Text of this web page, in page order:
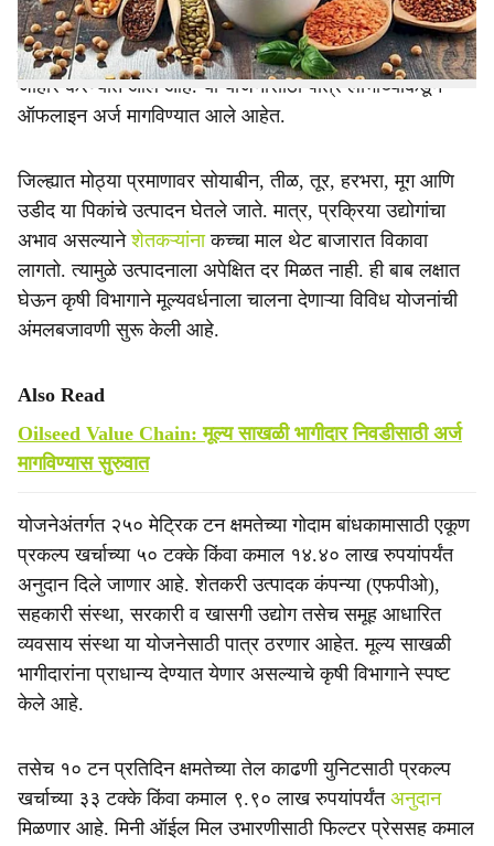
अभियान २०२६-२७’ अंतर्गत प्रक्रिया उद्योग, गोदामे, मिनी ऑईल
मिल आणि पॅकेजिंग युनिट उभारणीसाठी लाखो रुपयांचे अनुदान
जाहीर करण्यात आले आहे. या योजनांसाठी पात्र लाभार्थ्यांकडून
ऑफलाइन अर्ज मागविण्यात आले आहेत.
जिल्ह्यात मोठ्या प्रमाणावर सोयाबीन, तीळ, तूर, हरभरा, मूग आणि
उडीद या पिकांचे उत्पादन घेतले जाते. मात्र, प्रक्रिया उद्योगांचा
अभाव असल्यानेशेतकऱ्यांनाकच्चा माल थेट बाजारात विकावा
लागतो. त्यामुळे उत्पादनाला अपेक्षित दर मिळत नाही. ही बाब लक्षात
घेऊन कृषी विभागाने मूल्यवर्धनाला चालना देणाऱ्या विविध योजनांची
अंमलबजावणी सुरू केली आहे.
Also Read
Oilseed Value Chain: मूल्य साखळी भागीदार निवडीसाठी अर्ज
मागविण्यास सुरुवात
योजनेअंतर्गत २५० मेट्रिक टन क्षमतेच्या गोदाम बांधकामासाठी एकूण
प्रकल्प खर्चाच्या ५० टक्के किंवा कमाल १४.४० लाख रुपयांपर्यंत
अनुदान दिले जाणार आहे. शेतकरी उत्पादक कंपन्या (एफपीओ),
सहकारी संस्था, सरकारी व खासगी उद्योग तसेच समूह आधारित
व्यवसाय संस्था या योजनेसाठी पात्र ठरणार आहेत. मूल्य साखळी
भागीदारांना प्राधान्य देण्यात येणार असल्याचे कृषी विभागाने स्पष्ट
केले आहे.
तसेच १० टन प्रतिदिन क्षमतेच्या तेल काढणी युनिटसाठी प्रकल्प
खर्चाच्या ३३ टक्के किंवा कमाल ९.९० लाख रुपयांपर्यंत अनुदान
मिळणार आहे. मिनी ऑईल मिल उभारणीसाठी फिल्टर प्रेससह कमाल